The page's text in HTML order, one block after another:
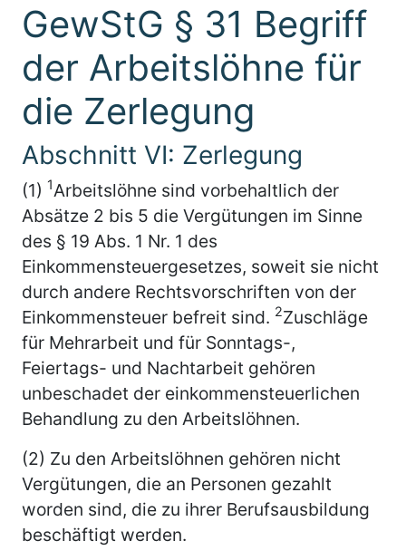
GewStG § 31 Begriff
der Arbeitslöhne für
die Zerlegung
Abschnitt VI: Zerlegung
(1) 1Arbeitslöhne sind vorbehaltlich der
Absätze 2 bis 5 die Vergütungen im Sinne
des § 19 Abs. 1 Nr. 1 des
Einkommensteuergesetzes, soweit sie nicht
durch andere Rechtsvorschriften von der
Einkommensteuer befreit sind. 2Zuschläge
für Mehrarbeit und für Sonntags-,
Feiertags- und Nachtarbeit gehören
unbeschadet der einkommensteuerlichen
Behandlung zu den Arbeitslöhnen.
(2) Zu den Arbeitslöhnen gehören nicht
Vergütungen, die an Personen gezahlt
worden sind, die zu ihrer Berufsausbildung
beschäftigt werden.